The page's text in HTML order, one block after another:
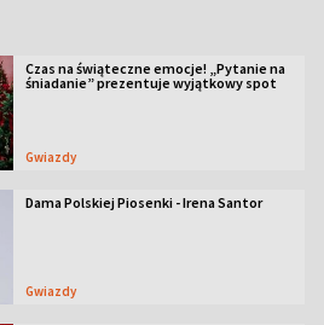
Czas na świąteczne emocje! „Pytanie na
śniadanie” prezentuje wyjątkowy spot
Gwiazdy
Dama Polskiej Piosenki - Irena Santor
Gwiazdy